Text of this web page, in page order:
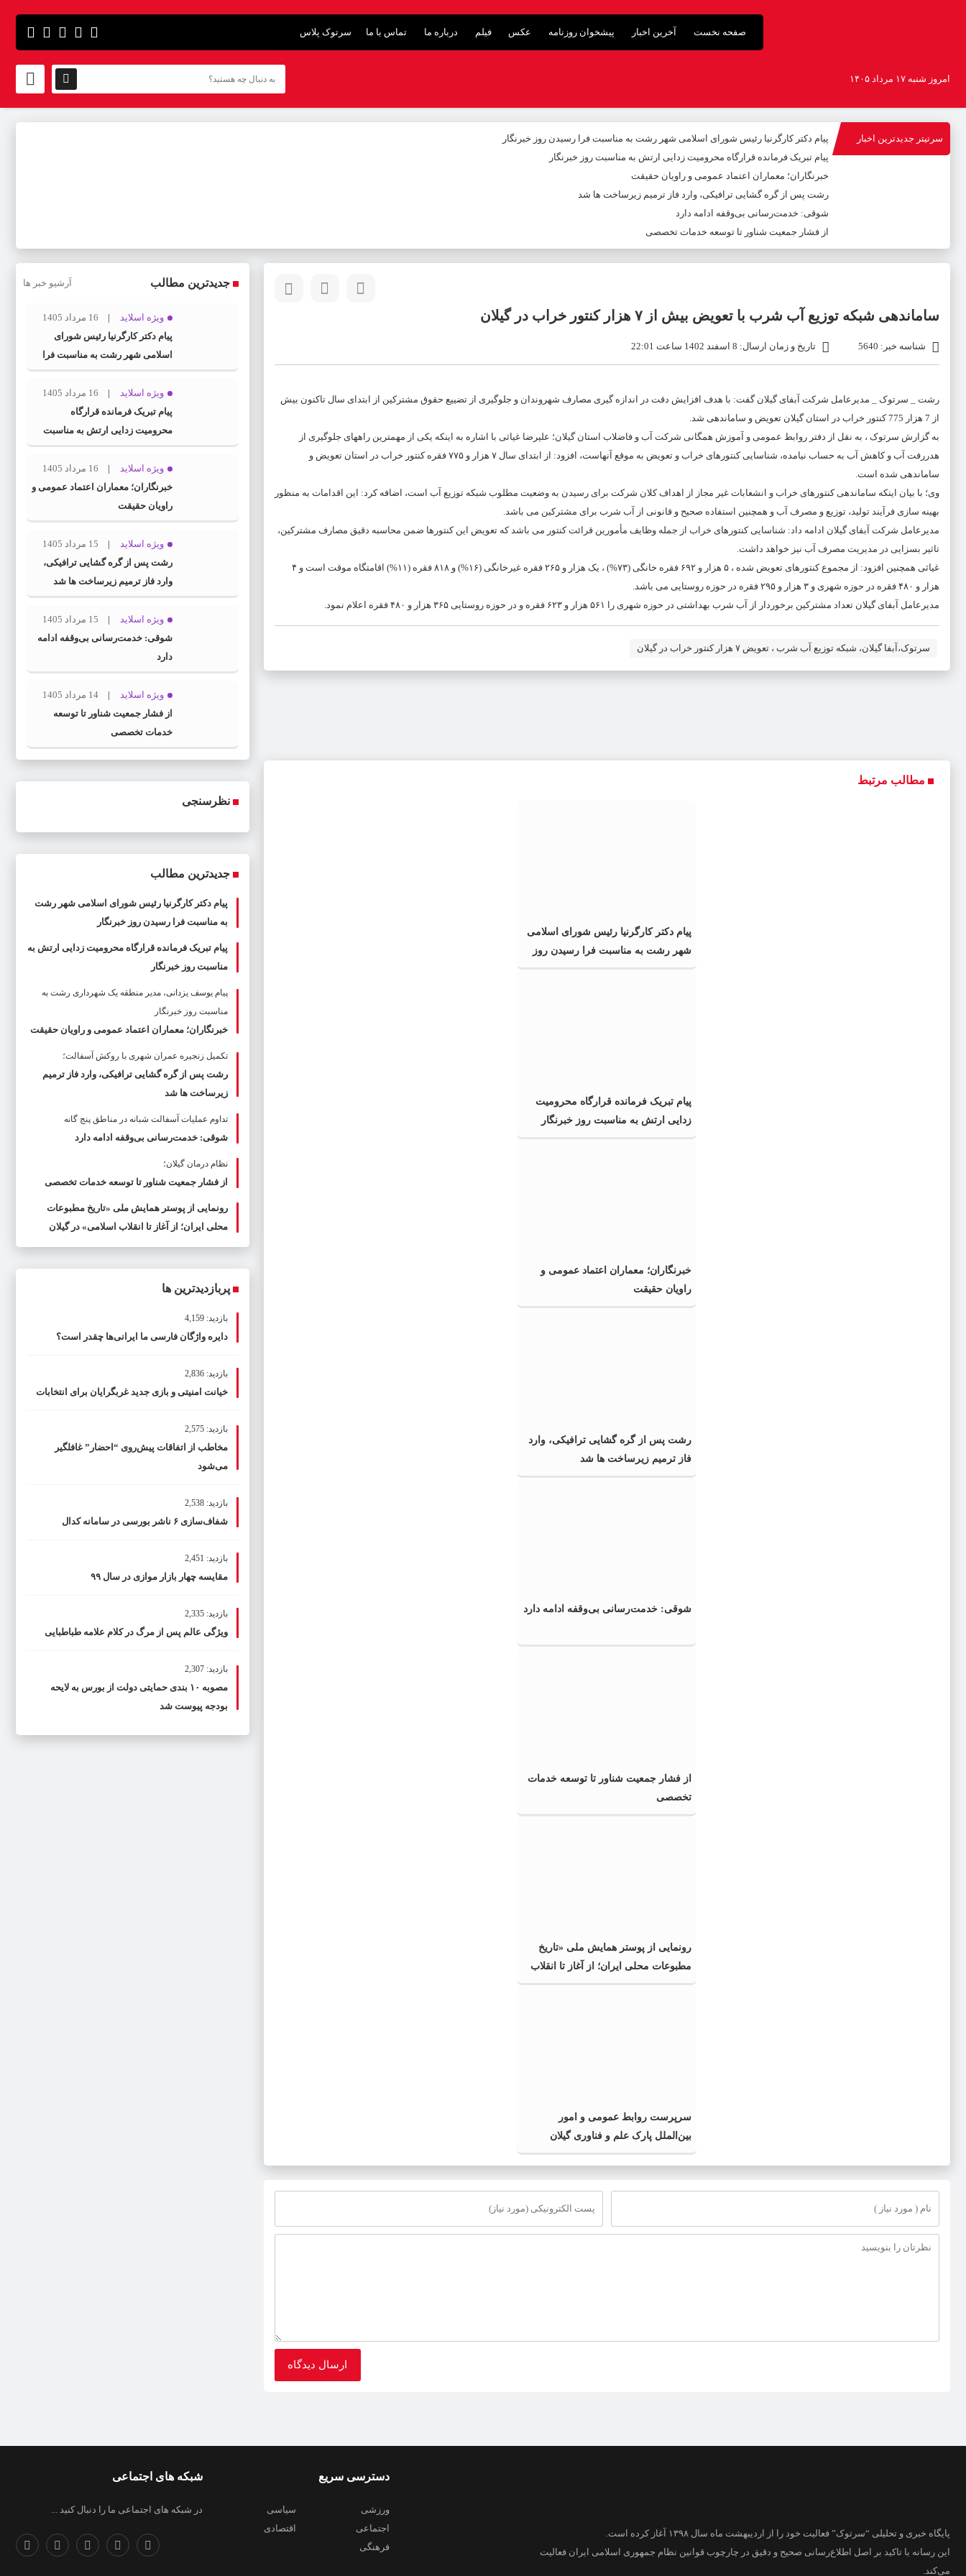
صفحه نخست آخرین اخبار پیشخوان روزنامه عکس فیلم درباره ما تماس با ما سرتوک پلاس
امروز شنبه ۱۷ مرداد ۱۴۰۵
سرتیتر جدیدترین اخبار
پیام دکتر کارگرنیا رئیس شورای اسلامی شهر رشت به مناسبت فرا رسیدن روز خبرنگار
پیام تبریک فرمانده قرارگاه محرومیت‌ زدایی ارتش به مناسبت روز خبرنگار
خبرنگاران؛ معماران اعتماد عمومی و راویان حقیقت
رشت پس از گره گشایی ترافیکی، وارد فاز ترمیم زیرساخت ها شد
شوقی: خدمت‌رسانی بی‌وقفه ادامه دارد
از فشار جمعیت شناور تا توسعه خدمات تخصصی
ساماندهی شبکه توزیع آب شرب با تعویض بیش از ۷ هزار کنتور خراب در گیلان
شناسه خبر: 5640 تاریخ و زمان ارسال: 8 اسفند 1402 ساعت 22:01
رشت _ سرتوک _ مدیرعامل شرکت آبفای گیلان گفت: با هدف افزایش دقت در اندازه گیری مصارف شهروندان و جلوگیری از تضییع حقوق مشترکین از ابتدای سال تاکنون بیش
از 7 هزار 775 کنتور خراب در استان گیلان تعویض و ساماندهی شد.
به گزارش سرتوک ، به نقل از دفتر روابط عمومی و آموزش همگانی شرکت آب و فاضلاب استان گیلان؛ علیرضا غیاثی با اشاره به اینکه یکی از مهمترین راههای جلوگیری از
هدررفت آب و کاهش آب به حساب نیامده، شناسایی کنتورهای خراب و تعویض به موقع آنهاست، افزود: از ابتدای سال ۷ هزار و ۷۷۵ فقره کنتور خراب در استان تعویض و
ساماندهی شده است.
وی؛ با بیان اینکه ساماندهی کنتورهای خراب و انشعابات غیر مجاز از اهداف کلان شرکت برای رسیدن به وضعیت مطلوب شبکه توزیع آب است، اضافه کرد: این اقدامات به منظور
بهینه سازی فرآیند تولید، توزیع و مصرف آب و همچنین استفاده صحیح و قانونی از آب شرب برای مشترکین می باشد.
مدیرعامل شرکت آبفای گیلان ادامه داد: شناسایی کنتورهای خراب از جمله وظایف مأمورین قرائت کنتور می باشد که تعویض این کنتورها ضمن محاسبه دقیق مصارف مشترکین،
تاثیر بسزایی در مدیریت مصرف آب نیز خواهد داشت.
غیاثی همچنین افزود: از مجموع کنتورهای تعویض شده ، ۵ هزار و ۶۹۲ فقره خانگی (۷۳%) ، یک هزار و ۲۶۵ فقره غیرخانگی (۱۶%) و ۸۱۸ فقره (۱۱%) اقامتگاه موقت است و ۴
هزار و ۴۸۰ فقره در حوزه شهری و ۳ هزار و ۲۹۵ فقره در حوزه روستایی می باشد.
مدیرعامل آبفای گیلان تعداد مشترکین برخوردار از آب شرب بهداشتی در حوزه شهری را ۵۶۱ هزار و ۶۲۳ فقره و در حوزه روستایی ۳۶۵ هزار و ۴۸۰ فقره اعلام نمود.
سرتوک،آبفا گیلان، شبکه توزیع آب شرب ، تعویض ۷ هزار کنتور خراب در گیلان
مطالب مرتبط
پیام دکتر کارگرنیا رئیس شورای اسلامی
شهر رشت به مناسبت فرا رسیدن روز
خبرنگار
پیام تبریک فرمانده قرارگاه محرومیت‌
زدایی ارتش به مناسبت روز خبرنگار
خبرنگاران؛ معماران اعتماد عمومی و
راویان حقیقت
رشت پس از گره گشایی ترافیکی، وارد
فاز ترمیم زیرساخت ها شد
شوقی: خدمت‌رسانی بی‌وقفه ادامه دارد
از فشار جمعیت شناور تا توسعه خدمات
تخصصی
رونمایی از پوستر همایش ملی «تاریخ
مطبوعات محلی ایران؛ از آغاز تا انقلاب
اسلامی» در گیلان
سرپرست روابط عمومی و امور
بین‌الملل پارک علم و فناوری گیلان
منصوب شد
جدیدترین مطالب آرشیو خبر ها
ویژه اسلاید
16 مرداد 1405
پیام دکتر کارگرنیا رئیس شورای
اسلامی شهر رشت به مناسبت فرا
رسیدن روز خبرنگار
ویژه اسلاید
16 مرداد 1405
پیام تبریک فرمانده قرارگاه
محرومیت‌ زدایی ارتش به مناسبت
روز خبرنگار
ویژه اسلاید
16 مرداد 1405
خبرنگاران؛ معماران اعتماد عمومی و
راویان حقیقت
ویژه اسلاید
15 مرداد 1405
رشت پس از گره گشایی ترافیکی،
وارد فاز ترمیم زیرساخت ها شد
ویژه اسلاید
15 مرداد 1405
شوقی: خدمت‌رسانی بی‌وقفه ادامه
دارد
ویژه اسلاید
14 مرداد 1405
از فشار جمعیت شناور تا توسعه
خدمات تخصصی
نظرسنجی
جدیدترین مطالب
پیام دکتر کارگرنیا رئیس شورای اسلامی شهر رشت
به مناسبت فرا رسیدن روز خبرنگار
پیام تبریک فرمانده قرارگاه محرومیت‌ زدایی ارتش به
مناسبت روز خبرنگار
پیام یوسف یزدانی، مدیر منطقه یک شهرداری رشت به
مناسبت روز خبرنگار
خبرنگاران؛ معماران اعتماد عمومی و راویان حقیقت
تکمیل زنجیره عمران شهری با روکش آسفالت؛
رشت پس از گره گشایی ترافیکی، وارد فاز ترمیم
زیرساخت ها شد
تداوم عملیات آسفالت‌ شبانه در مناطق پنج گانه
شوقی: خدمت‌رسانی بی‌وقفه ادامه دارد
نظام درمان گیلان؛
از فشار جمعیت شناور تا توسعه خدمات تخصصی
رونمایی از پوستر همایش ملی «تاریخ مطبوعات
محلی ایران؛ از آغاز تا انقلاب اسلامی» در گیلان
پربازدیدترین ها
بازدید: 4,159
دایره واژگان فارسی ما ایرانی‌ها چقدر است؟
بازدید: 2,836
خیانت امنیتی و بازی جدید غربگرایان برای انتخابات
بازدید: 2,575
مخاطب از اتفاقات پیش‌روی “احضار” غافلگیر
می‌شود
بازدید: 2,538
شفاف‌سازی ۶ ناشر بورسی در سامانه کدال
بازدید: 2,451
مقایسه چهار بازار موازی در سال ۹۹
بازدید: 2,335
ویژگی عالم پس از مرگ در کلام علامه طباطبایی
بازدید: 2,307
مصوبه ۱۰ بندی حمایتی دولت از بورس به لایحه
بودجه پیوست شد
پایگاه خبری و تحلیلی “سرتوک” فعالیت خود را از اردیبهشت ماه سال ۱۳۹۸ آغاز کرده است.
این رسانه با تاکید بر اصل اطلاع‌رسانی صحیح و دقیق در چارچوب قوانین نظام جمهوری اسلامی ایران فعالیت
می‌کند.
شبکه های اجتماعی
در شبکه های اجتماعی ما را دنبال کنید ...
دسترسی سریع
ورزشی
سیاسی
اجتماعی
اقتصادی
فرهنگی